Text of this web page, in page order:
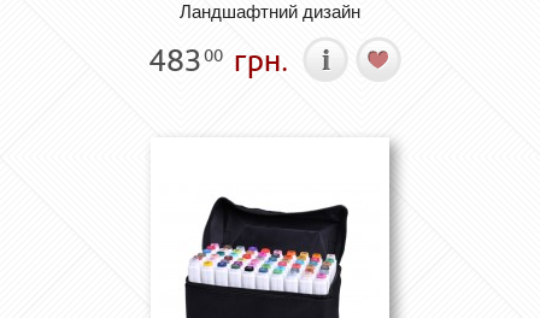
Ландшафтний дизайн
48300 грн.